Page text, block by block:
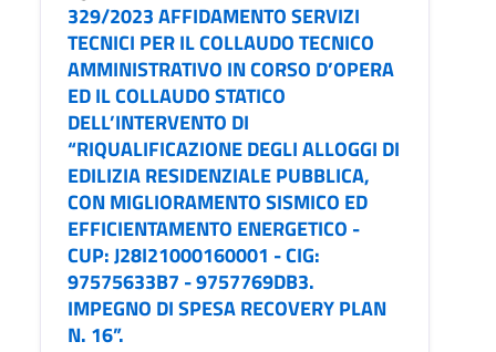
329/2023 AFFIDAMENTO SERVIZI
TECNICI PER IL COLLAUDO TECNICO
AMMINISTRATIVO IN CORSO D’OPERA
ED IL COLLAUDO STATICO
DELL’INTERVENTO DI
“RIQUALIFICAZIONE DEGLI ALLOGGI DI
EDILIZIA RESIDENZIALE PUBBLICA,
CON MIGLIORAMENTO SISMICO ED
EFFICIENTAMENTO ENERGETICO -
CUP: J28I21000160001 - CIG:
97575633B7 - 9757769DB3.
IMPEGNO DI SPESA RECOVERY PLAN
N. 16”.